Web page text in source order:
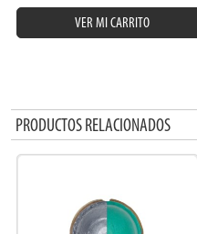
VER MI CARRITO
PRODUCTOS RELACIONADOS